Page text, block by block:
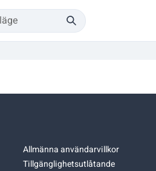
Allmänna användarvillkor
Tillgänglighetsutlåtande